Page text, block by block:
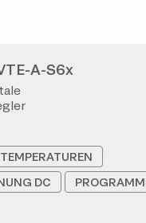
A-S6x
DC